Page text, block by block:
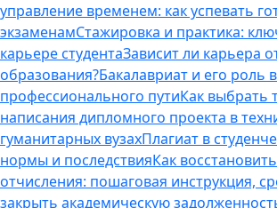
управление временем: как успевать
экзаменамСтажировка и практика:
карьере студентаЗависит ли карьера
образования?Бакалавриат и его
профессионального путиКак выбрать
написания дипломного проекта в
гуманитарных вузахПлагиат в
нормы и последствияКак
отчисления: пошаговая инструкция,
закрыть академическую